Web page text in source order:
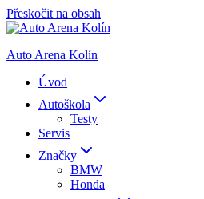
Přeskočit na obsah
Auto Arena Kolín
Úvod
Autoškola
Testy
Servis
Značky
BMW
Honda